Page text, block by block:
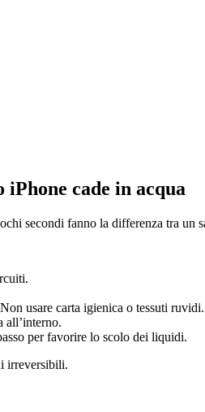
cade in acqua
secondi fanno la differenza tra
usare carta igienica o tessuti ruvidi.
all’interno.
per favorire lo scolo dei liquidi.
irreversibili.